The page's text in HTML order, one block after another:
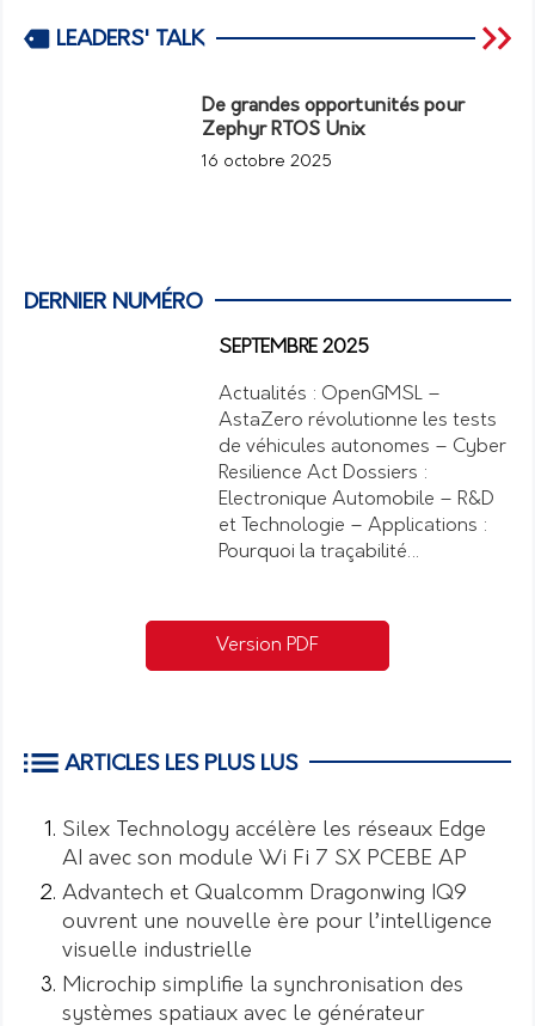
LEADERS' TALK
De grandes opportunités pour
Zephyr RTOS Unix
16 octobre 2025
DERNIER NUMÉRO
SEPTEMBRE 2025
Actualités : OpenGMSL –
AstaZero révolutionne les tests
de véhicules autonomes – Cyber
Resilience Act Dossiers :
Electronique Automobile – R&D
et Technologie – Applications :
Pourquoi la traçabilité…
Version PDF
ARTICLES LES PLUS LUS
Silex Technology accélère les réseaux Edge
AI avec son module Wi Fi 7 SX PCEBE AP
Advantech et Qualcomm Dragonwing IQ9
ouvrent une nouvelle ère pour l’intelligence
visuelle industrielle
Microchip simplifie la synchronisation des
systèmes spatiaux avec le générateur